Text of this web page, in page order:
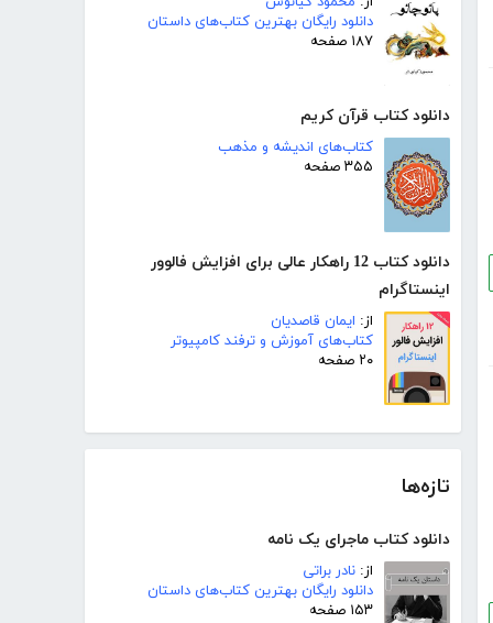
دانلود رایگان بهترین کتاب‌های داستان
۱۸۷ صفحه
دانلود کتاب قرآن کریم
کتاب‌های اندیشه و مذهب
۳۵۵ صفحه
دانلود کتاب 12 راهکار عالی برای افزایش فالوور
اینستاگرام
از: ایمان قاصدیان
کتاب‌های آموزش و ترفند کامپیوتر
۲۰ صفحه
تازه‌ها
دانلود کتاب ماجرای یک نامه
از: نادر براتی
دانلود رایگان بهترین کتاب‌های داستان
۱۵۳ صفحه